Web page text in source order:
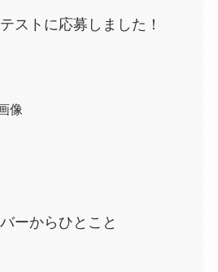
ストに応募しました！
像
ーからひとこと